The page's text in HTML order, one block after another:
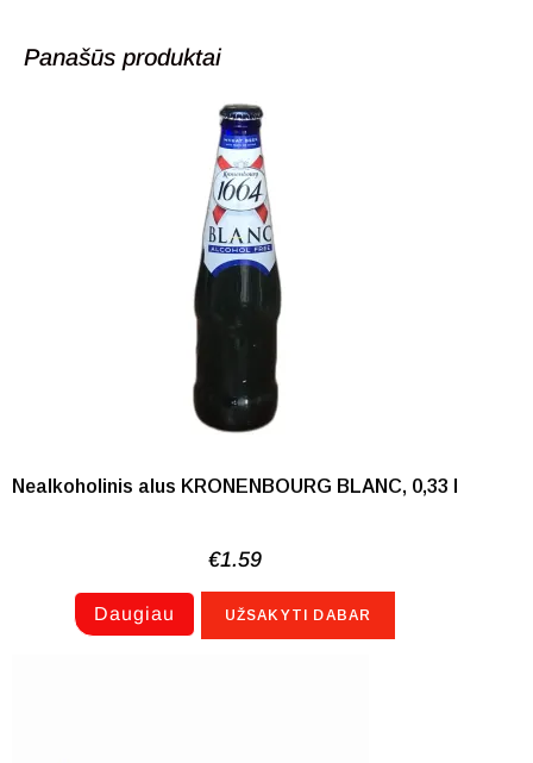
Panašūs produktai
Nealkoholinis alus KRONENBOURG BLANC, 0,33 l
€1.59
Daugiau UŽSAKYTI DABAR